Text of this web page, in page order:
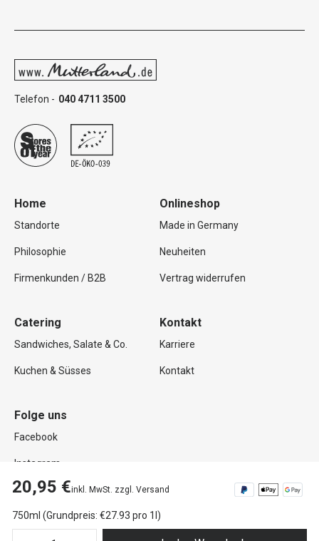
20,95 €inkl. MwSt. zzgl. Versand
750ml (Grundpreis: €27.93 pro 1l)
Telefon - 040 4711 3500
Home
Standorte
Philosophie
Firmenkunden / B2B
Onlineshop
Made in Germany
Neuheiten
Vertrag widerrufen
Catering
Sandwiches, Salate & Co.
Kuchen & Süsses
Kontakt
Karriere
Kontakt
Folge uns
Facebook
Instagram
Copyright © 2026 Mutterland GmbH. Alle Rechte vorbehalten.